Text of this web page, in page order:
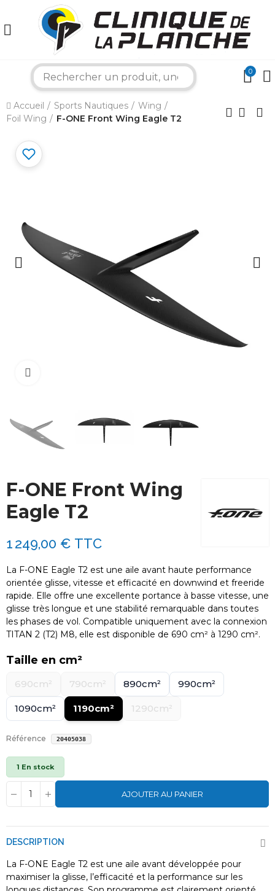
0
Accueil Sports Nautiques
Wing
Foil Wing
F-ONE Front Wing Eagle T2
F-ONE Front Wing
Eagle T2
1 249,00 € TTC
La F-ONE Eagle T2 est une aile avant haute performance
orientée glisse, vitesse et efficacité en downwind et freeride
rapide. Elle offre une excellente portance à basse vitesse, une
glisse très longue et une stabilité remarquable dans toutes
les phases de vol. Compatible uniquement avec la connexion
TITAN 2 (T2) M8, elle est disponible de 690 cm² à 1290 cm².
Taille en cm²
690cm² 790cm² 890cm² 990cm²
1090cm² 1190cm² 1290cm²
Référence 20405038
1 En stock
AJOUTER AU PANIER
DESCRIPTION
La F-ONE Eagle T2 est une aile avant développée pour
maximiser la glisse, l’efficacité et la performance sur les